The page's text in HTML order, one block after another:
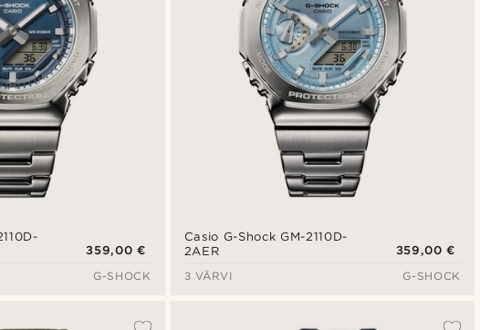
359,00 €
G-SHOCK
Casio G-Shock GM-2110D-
2AER
359,00 €
3 VÄRVI
G-SHOCK